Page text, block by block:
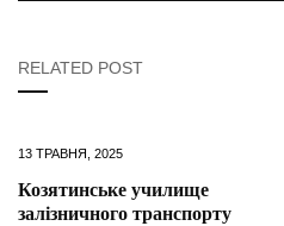
RELATED POST
13 ТРАВНЯ, 2025
Козятинське училище
залізничного транспорту